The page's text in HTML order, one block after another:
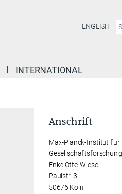
ENGLISH
INTERNATIONAL
Anschrift
Max-Planck-Institut für
Gesellschaftsforschung
Enke Otte-Wiese
Paulstr. 3
50676 Köln